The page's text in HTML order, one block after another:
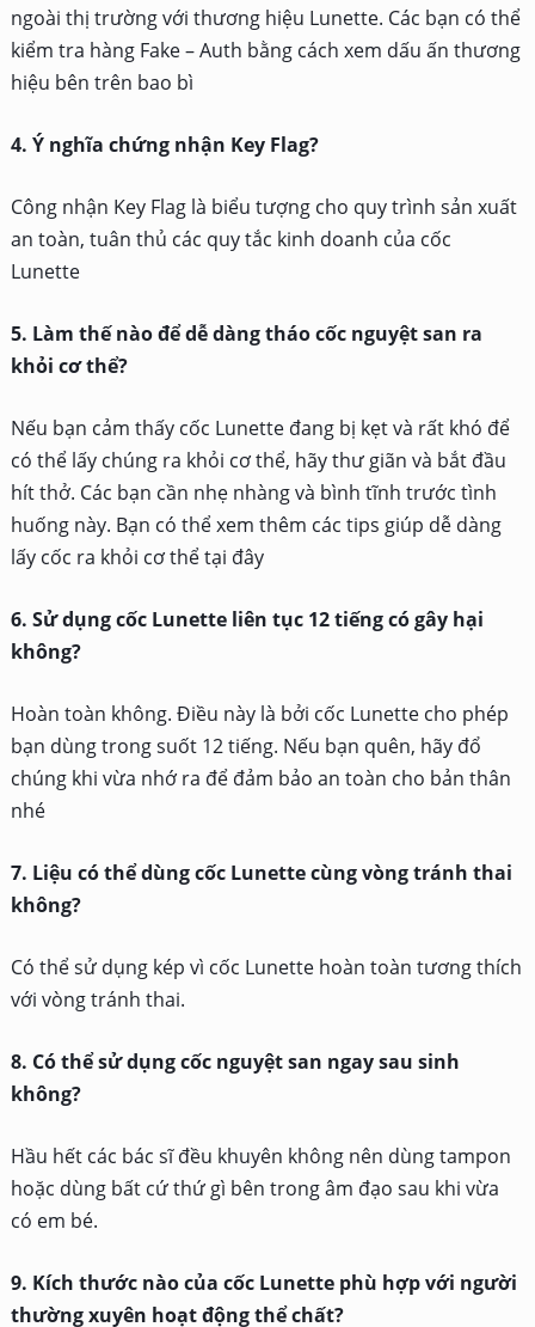
ngoài thị trường với thương hiệu Lunette. Các bạn có thể
kiểm tra hàng Fake – Auth bằng cách xem dấu ấn thương
hiệu bên trên bao bì
4. Ý nghĩa chứng nhận Key Flag?
Công nhận Key Flag là biểu tượng cho quy trình sản xuất
an toàn, tuân thủ các quy tắc kinh doanh của cốc
Lunette
5. Làm thế nào để dễ dàng tháo cốc nguyệt san ra
khỏi cơ thể?
Nếu bạn cảm thấy cốc Lunette đang bị kẹt và rất khó để
có thể lấy chúng ra khỏi cơ thể, hãy thư giãn và bắt đầu
hít thở. Các bạn cần nhẹ nhàng và bình tĩnh trước tình
huống này. Bạn có thể xem thêm các tips giúp dễ dàng
lấy cốc ra khỏi cơ thể tại đây
6. Sử dụng cốc Lunette liên tục 12 tiếng có gây hại
không?
Hoàn toàn không. Điều này là bởi cốc Lunette cho phép
bạn dùng trong suốt 12 tiếng. Nếu bạn quên, hãy đổ
chúng khi vừa nhớ ra để đảm bảo an toàn cho bản thân
nhé
7. Liệu có thể dùng cốc Lunette cùng vòng tránh thai
không?
Có thể sử dụng kép vì cốc Lunette hoàn toàn tương thích
với vòng tránh thai.
8. Có thể sử dụng cốc nguyệt san ngay sau sinh
không?
Hầu hết các bác sĩ đều khuyên không nên dùng tampon
hoặc dùng bất cứ thứ gì bên trong âm đạo sau khi vừa
có em bé.
9. Kích thước nào của cốc Lunette phù hợp với người
thường xuyên hoạt động thể chất?